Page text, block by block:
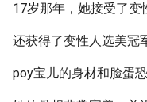
17岁那年，她接受了变
还获得了变性人选美冠
poy宝儿的身材和脸蛋